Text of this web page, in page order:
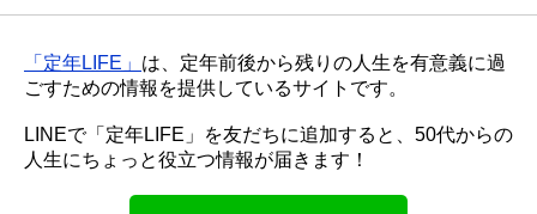
「定年LIFE」 は、定年前後から残りの人生を有意義に過
ごすための情報を提供しているサイトです。
LINEで「定年LIFE」を友だちに追加すると、50代からの
人生にちょっと役立つ情報が届きます！